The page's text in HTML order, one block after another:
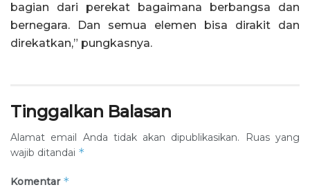
bagian dari perekat bagaimana berbangsa dan
bernegara. Dan semua elemen bisa dirakit dan
direkatkan,” pungkasnya.
Tinggalkan Balasan
Alamat email Anda tidak akan dipublikasikan.
Ruas yang
wajib ditandai *
Komentar *